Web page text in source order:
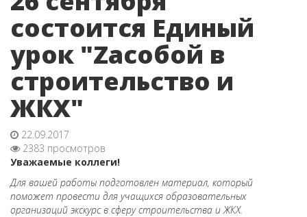
состоится Единый
урок "Zaсобой в
строительство и
ЖКХ"
22.09.2017
2383 просмотров
Уважаемые коллеги!
Для вашей работы подготовлен материал, который
поможет провести для учащихся образовательных
организаций экскурс в сферу строительства и ЖКХ.